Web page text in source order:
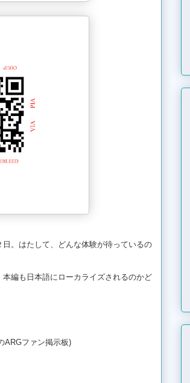
。はたして、どんな体験が待っているの
編も日本語にローカライズされるのかど
ARGファン掲示板)